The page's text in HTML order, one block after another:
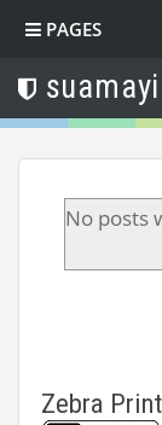
PAGES
No posts
Zebra